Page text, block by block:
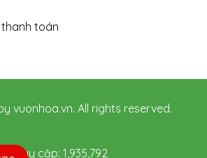
toán
vuonhoa.vn. All rights reserved.
261 Tổng truy cập: 1,935,792